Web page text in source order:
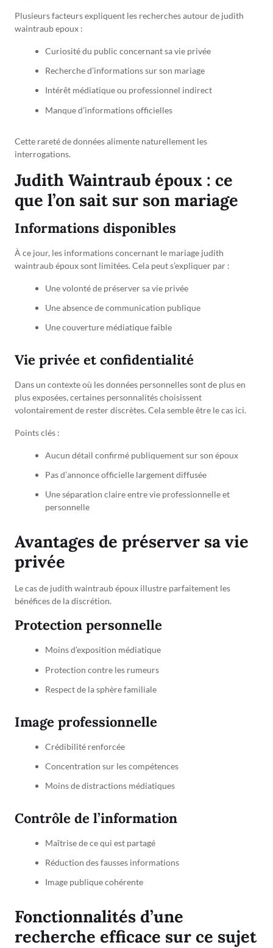
Plusieurs facteurs expliquent les recherches autour de judith
waintraub epoux :
Curiosité du public concernant sa vie privée
Recherche d’informations sur son mariage
Intérêt médiatique ou professionnel indirect
Manque d’informations officielles
Cette rareté de données alimente naturellement les
interrogations.
Judith Waintraub époux : ce
que l’on sait sur son mariage
Informations disponibles
À ce jour, les informations concernant le mariage judith
waintraub époux sont limitées. Cela peut s’expliquer par :
Une volonté de préserver sa vie privée
Une absence de communication publique
Une couverture médiatique faible
Vie privée et confidentialité
Dans un contexte où les données personnelles sont de plus en
plus exposées, certaines personnalités choisissent
volontairement de rester discrètes. Cela semble être le cas ici.
Points clés :
Aucun détail confirmé publiquement sur son époux
Pas d’annonce officielle largement diffusée
Une séparation claire entre vie professionnelle et
personnelle
Avantages de préserver sa vie
privée
Le cas de judith waintraub époux illustre parfaitement les
bénéfices de la discrétion.
Protection personnelle
Moins d’exposition médiatique
Protection contre les rumeurs
Respect de la sphère familiale
Image professionnelle
Crédibilité renforcée
Concentration sur les compétences
Moins de distractions médiatiques
Contrôle de l’information
Maîtrise de ce qui est partagé
Réduction des fausses informations
Image publique cohérente
Fonctionnalités d’une
recherche efficace sur ce sujet